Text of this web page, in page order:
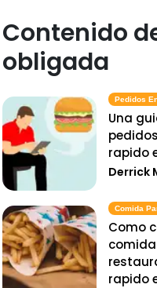
Contenido
obligada
Pedidos
Una
rapido
Derrick
Comida
Como
rapido